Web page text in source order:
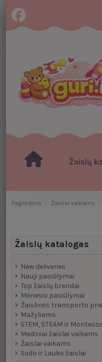
Žaislų
Pagrindinis Žaislai vaikams
Žaislų katalogas
New deliveries
Nauji pasiūlymai
Top žaislų brendai
Mėnesio pasiūlymai
Žaislinės transporto
Mažyliams
STEM, STEAM ir
Mediniai žaislai vaikams
Žaislai vaikams
Sodo ir Lauko žaislai